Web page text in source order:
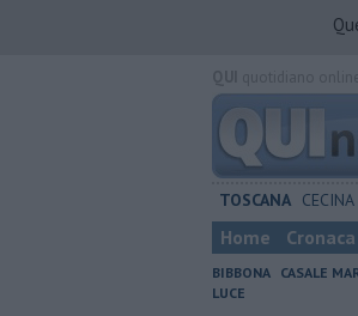
TOSCANA CECINA
Home Cronaca
BIBBONA CASALE
LUCE